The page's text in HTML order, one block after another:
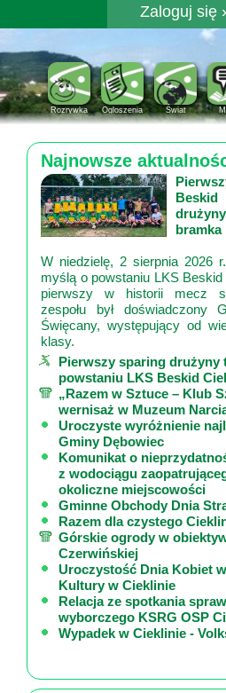
Zaloguj się
Rejestracja
Pomoc
Świat
Ogloszenia
Rozrywka
Najnowsze
bramka
W niedzielę, 2 sierpnia 2026
myślą o powstaniu LKS Beskid
pierwszy w historii mecz
zespołu był doświadczony
Święcany, występujący od
klasy.
Pierwszy sparing drużyny
powstaniu LKS Beskid
„Razem w Sztuce – Klub
wernisaż w Muzeum
Uroczyste wyróżnienie
Gminy Dębowiec
Komunikat o
z wodociągu
okoliczne miejscowości
Gminne Obchody Dnia
Razem dla czystego
Górskie ogrody w
Czerwińskiej
Uroczystość Dnia Kobiet
Kultury w Cieklinie
Relacja ze spotkania
wyborczego KSRG OSP
Wypadek w Cieklinie -